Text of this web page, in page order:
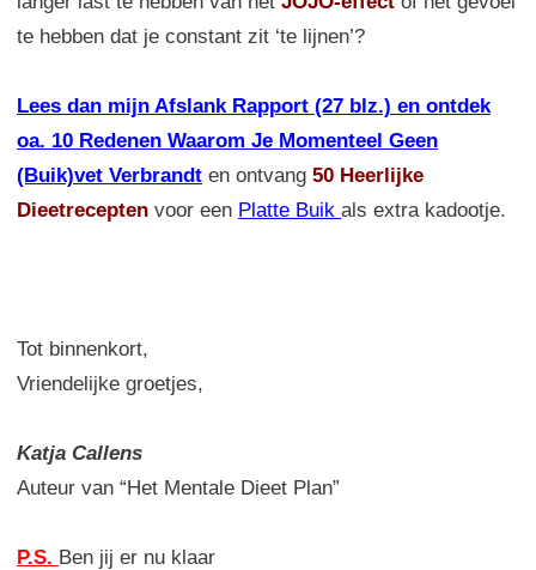
te hebben dat je constant zit ‘te lijnen’?
Lees dan mijn Afslank Rapport (27 blz.) en ontdek
oa. 10 Redenen Waarom Je Momenteel Geen
(Buik)vet Verbrandt en ontvang 50 Heerlijke
Dieetrecepten voor een Platte Buik als extra kadootje.
Tot binnenkort,
Vriendelijke groetjes,
Katja Callens
Auteur van “Het Mentale Dieet Plan”
P.S. Ben jij er nu klaar